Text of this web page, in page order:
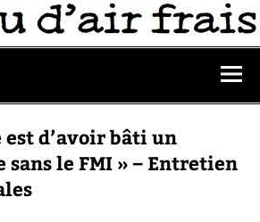
d’avoir bâti un
le FMI » – Entretien